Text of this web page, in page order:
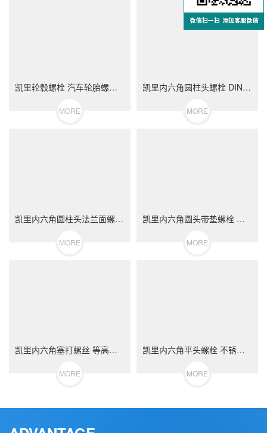
凯里轮毂螺栓 汽车轮胎螺丝 不锈钢（304/316）碳钢 合金钢
MORE
凯里内六角圆柱头螺栓 DIN912 不锈钢（304/316）碳钢 合金钢
MORE
凯里内六角圆柱头法兰面螺栓 不锈钢（304/316）碳钢 合金钢
MORE
凯里内六角圆头带垫螺栓 不锈钢（304/316）碳钢 合金钢
MORE
凯里内六角塞打螺丝 等高限位螺栓 不锈钢（304/316）碳钢 合金钢
MORE
凯里内六角平头螺栓 不锈钢（304/316）碳钢 合金钢
MORE